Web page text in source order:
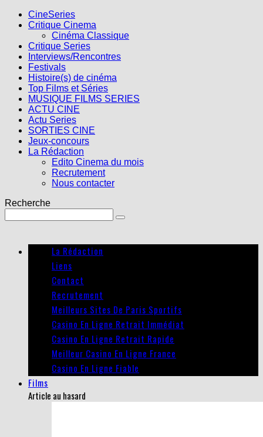
CineSeries
Critique Cinema
Cinéma Classique
Critique Series
Interviews/Rencontres
Festivals
Histoire(s) de cinéma
Top Films et Séries
MUSIQUE FILMS SERIES
ACTU CINE
Actu Series
SORTIES CINE
Jeux-concours
La Rédaction
Edito Cinema du mois
Recrutement
Nous contacter
Recherche
La Rédaction
Liens
Contact
Recrutement
Meilleurs Sites De Paris Sportifs
Casino En Ligne Retrait Immédiat
Casino En Ligne Retrait Rapide
Meilleur Casino En Ligne France
Casino En Ligne Fiable
Films
Article au hasard